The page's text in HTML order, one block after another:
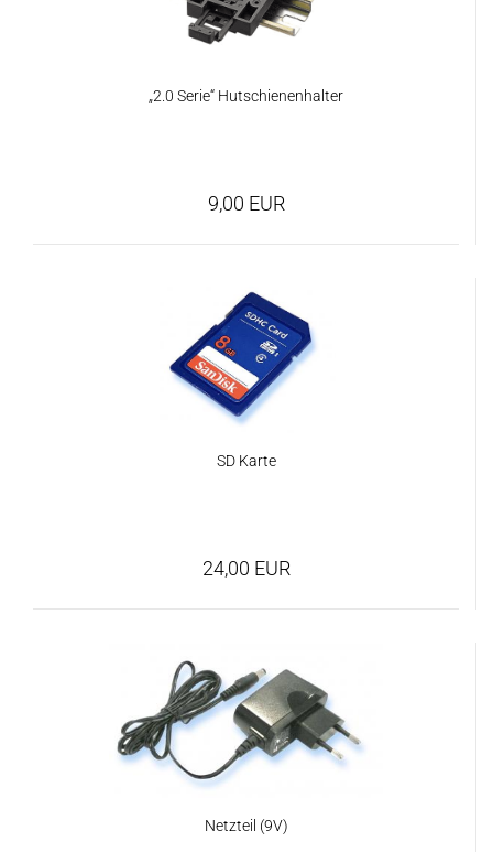
„2.0 Serie“ Hutschienenhalter
9,00 EUR
SD Karte
24,00 EUR
Netzteil (9V)